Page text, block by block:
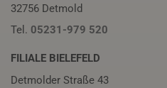
32756 Detmold
Tel. 05231-979 520
FILIALE BIELEFELD
Detmolder Straße 43